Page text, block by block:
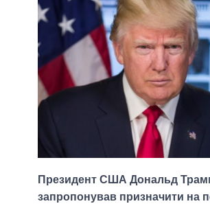
Президент США Дональд
запропонував призначити на